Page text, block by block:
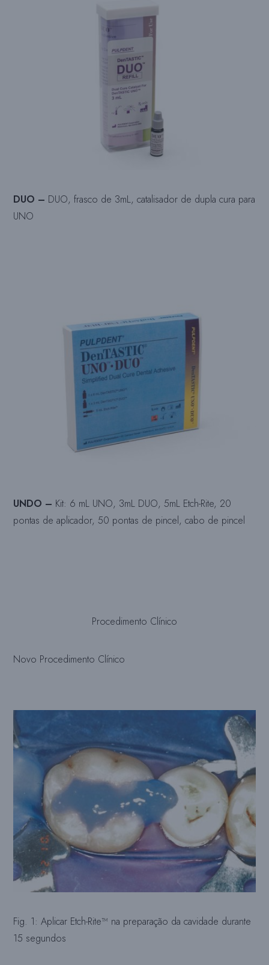
DUO – DUO, frasco de 3mL, catalisador de dupla cura para
UNO
UNDO – Kit: 6 mL UNO, 3mL DUO, 5mL Etch-Rite, 20
pontas de aplicador, 50 pontas de pincel, cabo de pincel
Procedimento Clínico
Novo Procedimento Clínico
Fig. 1: Aplicar Etch-Rite™ na preparação da cavidade durante
15 segundos